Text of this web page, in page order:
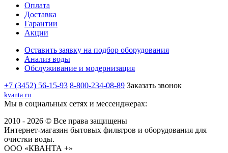
Оплата
Доставка
Гарантии
Акции
Оставить заявку на подбор оборудования
Анализ воды
Обслуживание и модернизация
+7 (3452) 56-15-93 8-800-234-08-89 Заказать звонок
kvanta.ru
Мы в социальных сетях и мессенджерах:
2010 - 2026 © Все права защищены
Интернет-магазин бытовых фильтров и оборудования для
очистки воды.
ООО «КВАНТА +»